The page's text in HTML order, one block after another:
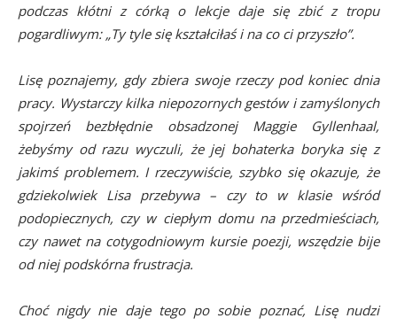
podczas kłótni z córką o lekcje daje się zbić z tropu
pogardliwym: „Ty tyle się kształciłaś i na co ci przyszło”.
Lisę poznajemy, gdy zbiera swoje rzeczy pod koniec dnia
pracy. Wystarczy kilka niepozornych gestów i zamyślonych
spojrzeń bezbłędnie obsadzonej Maggie Gyllenhaal,
żebyśmy od razu wyczuli, że jej bohaterka boryka się z
jakimś problemem. I rzeczywiście, szybko się okazuje, że
gdziekolwiek Lisa przebywa – czy to w klasie wśród
podopiecznych, czy w ciepłym domu na przedmieściach,
czy nawet na cotygodniowym kursie poezji, wszędzie bije
od niej podskórna frustracja.
Choć nigdy nie daje tego po sobie poznać, Lisę nudzi